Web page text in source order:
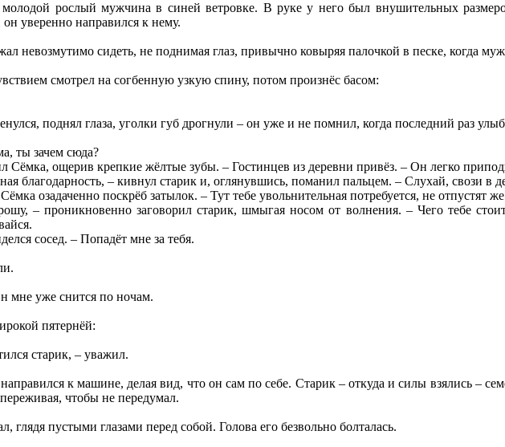
рослый мужчина в синей ветровке. В руке у него был внушительных
уверенно направился к нему.
невозмутимо сидеть, не поднимая глаз, привычно ковыряя палочкой в песке, когда
смотрел на согбенную узкую спину, потом произнёс басом:
поднял глаза, уголки губ дрогнули – он уже и не помнил, когда последний раз
ты зачем сюда?
Сёмка, ощерив крепкие жёлтые зубы. – Гостинцев из деревни привёз. – Он легко
благодарность, – кивнул старик и, оглянувшись, поманил пальцем. – Слухай, свози в
озадаченно поскрёб затылок. – Тут тебе увольнительная потребуется, не отпустят
– проникновенно заговорил старик, шмыгая носом от волнения. – Чего тебе
сосед. – Попадёт мне за тебя.
мне уже снится по ночам.
пятернёй:
старик, – уважил.
к машине, делая вид, что он сам по себе. Старик – откуда и силы взялись –
переживая, чтобы не передумал.
глядя пустыми глазами перед собой. Голова его безвольно болталась.